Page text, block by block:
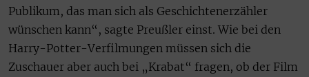
Publikum, das man sich als Geschichtenerzähler
wünschen kann“, sagte Preußler einst. Wie bei den
Harry-Potter-Verfilmungen müssen sich die
Zuschauer aber auch bei „Krabat“ fragen, ob der Film